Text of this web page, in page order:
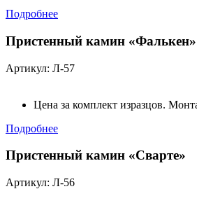
Подробнее
Пристенный камин «Фалькен»
Артикул: Л-57
Цена за комплект изразцов.
Подробнее
Пристенный камин «Сварте»
Артикул: Л-56